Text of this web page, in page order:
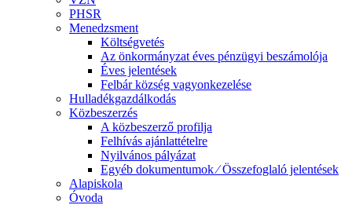
PHSR
Menedzsment
Költségvetés
Az önkormányzat éves pénzügyi beszámolója
Éves jelentések
Felbár község vagyonkezelése
Hulladékgazdálkodás
Közbeszerzés
A közbeszerző profilja
Felhívás ajánlattételre
Nyilvános pályázat
Egyéb dokumentumok ⁄ Összefoglaló jelentések
Alapiskola
Óvoda